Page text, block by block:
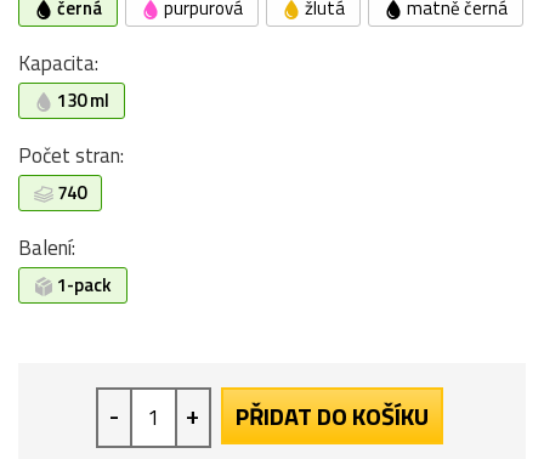
černá purpurová žlutá matně černá
Kapacita:
130 ml
Počet stran:
740
Balení:
1-pack
- + PŘIDAT DO KOŠÍKU